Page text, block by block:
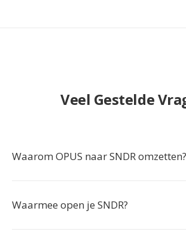
Veel Gestelde
Waarom OPUS naar SNDR omzetten?
Waarmee open je SNDR?